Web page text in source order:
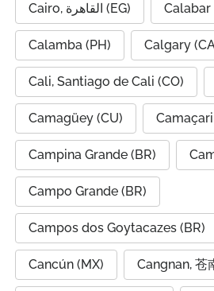
Cairo, القاهرة (EG) Calabar
Calamba (PH) Calgary
Cali, Santiago de Cali (CO)
Camagüey (CU) Camaçari
Campina Grande (BR)
Campo Grande (BR)
Campos dos Goytacazes (BR)
Cancún (MX) Cangnan, 苍